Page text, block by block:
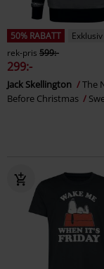
50% RABATT
Exklusiv
rek-pris 599:-
299:-
Jack Skellington
The
Before Christmas